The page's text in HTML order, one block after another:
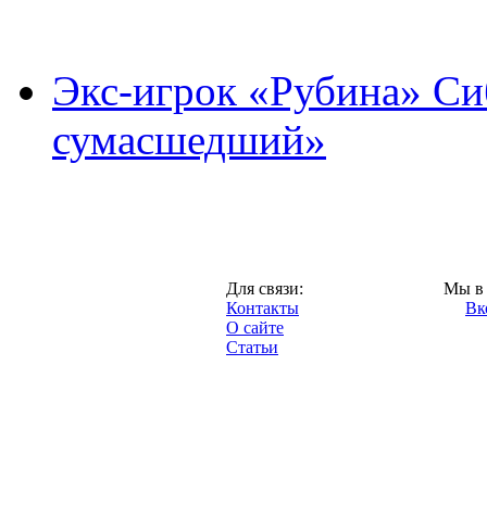
Экс-игрок «Рубина»
сумасшедший»
Для связи:
Контакты
О сайте
Статьи
Мы в